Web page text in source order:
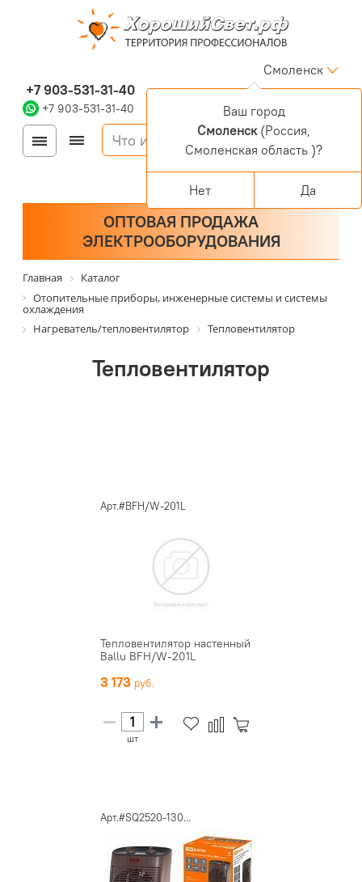
+7 903-531-31-40
+7 903-531-31-40
Смоленск
Войти
Регистрация
Корзина
0 позиций
ОПТОВАЯ ПРОДАЖА
ЭЛЕКТРООБОРУДОВАНИЯ
Главная
Каталог
Отопительные приборы, инженерные системы и системы
охлаждения
Нагреватель/тепловентилятор
Тепловентилятор
Тепловентилятор
Арт.#BFH/W-201L
Тепловентилятор настенный
Ballu BFH/W-201L
3 173
шт
Арт.#SQ2520-130...
Ваш город
Смоленск(Россия,
Смоленская область )?
Нет Да